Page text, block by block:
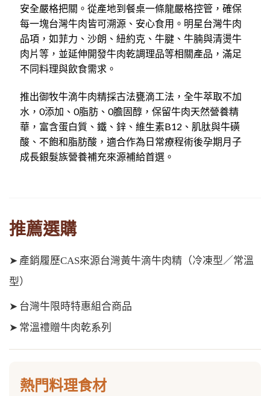
安全嚴格把關。從產地到餐桌一條龍嚴格控管，確保
每一塊台灣牛肉皆可溯源、安心食用。明星台灣牛肉
品項，如菲力、沙朗、紐約克、牛腱、牛腩與清燙牛
肉片等，並延伸開發牛肉乾調理品等相關產品，滿足
不同料理與飲食需求。
推出御牧牛滴牛肉精採古法甕滴工法，全牛萃取不加
水，0添加、0脂肪、0膽固醇，保留牛肉天然營養精
華，富含蛋白質、鐵、鋅、維生素B12、肌肽與牛磺
酸、不飽和脂肪酸，適合作為日常療程術後孕期月子
成長銀髮族營養補充來源補給首選。
推薦選購
➤ 產銷履歷CAS來源台灣黃牛滴牛肉精（冷凍型／常溫
型）
➤ 台灣牛限時特惠組合商品
➤ 常溫禮贈牛肉乾系列
熱門料理食材